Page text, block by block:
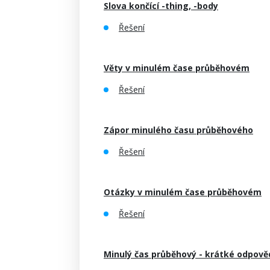
Slova končící -thing, -body
Řešení
Věty v minulém čase průběhovém
Řešení
Zápor minulého času průběhového
Řešení
Otázky v minulém čase průběhovém
Řešení
Minulý čas průběhový - krátké